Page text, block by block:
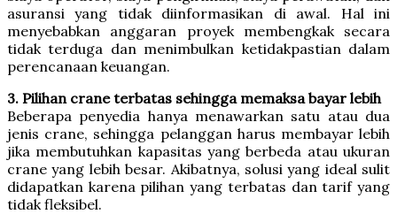
asuransi yang tidak diinformasikan di awal. Hal ini
menyebabkan anggaran proyek membengkak secara
tidak terduga dan menimbulkan ketidakpastian dalam
perencanaan keuangan.
3. Pilihan crane terbatas sehingga memaksa bayar lebih
Beberapa penyedia hanya menawarkan satu atau dua
jenis crane, sehingga pelanggan harus membayar lebih
jika membutuhkan kapasitas yang berbeda atau ukuran
crane yang lebih besar. Akibatnya, solusi yang ideal sulit
didapatkan karena pilihan yang terbatas dan tarif yang
tidak fleksibel.